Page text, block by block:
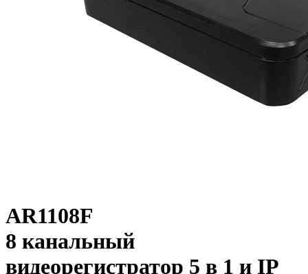
AR1108F
8 канальный
видеорегистратор 5 в 1 и IP